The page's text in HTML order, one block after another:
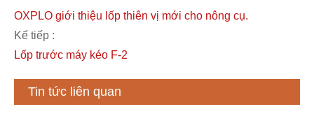
OXPLO giới thiệu lốp thiên vị mới cho nông cụ.
Kế tiếp :
Lốp trước máy kéo F-2
Tin tức liên quan